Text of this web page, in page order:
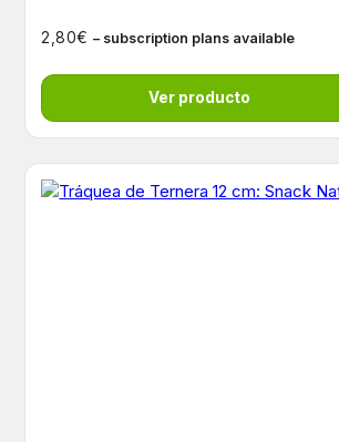
2,80€ – subscription plans available
Ver producto